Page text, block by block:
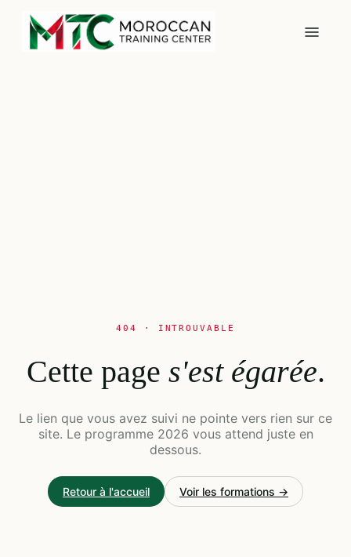
404 · INTROUVABLE
Cette page s'est égarée.
Le lien que vous avez suivi ne pointe vers rien sur ce
site. Le programme 2026 vous attend juste en
dessous.
Retour à l'accueil Voir les formations →